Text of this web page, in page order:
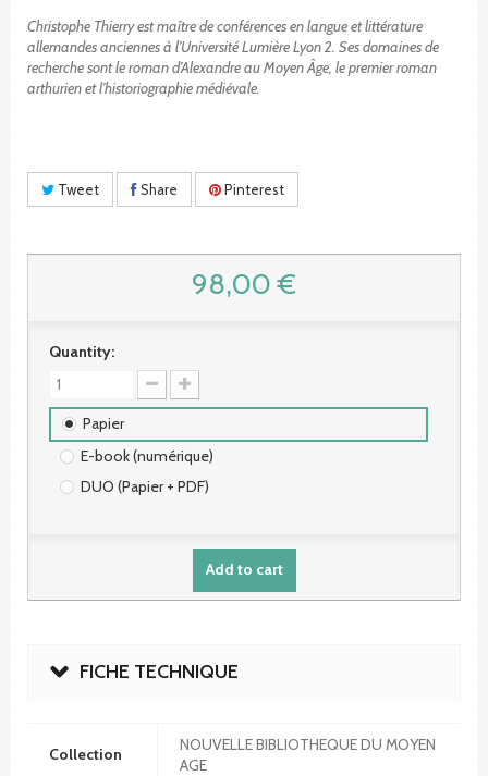
Christophe Thierry est maître de conférences en langue et littérature
allemandes anciennes à l’Université Lumière Lyon 2. Ses domaines de
recherche sont le roman d’Alexandre au Moyen Âge, le premier roman
arthurien et l’historiographie médiévale.
Tweet Share Pinterest
98,00 €
Quantity:
Papier
E-book (numérique)
DUO (Papier + PDF)
Add to cart
FICHE TECHNIQUE
Collection
NOUVELLE BIBLIOTHEQUE DU MOYEN
AGE